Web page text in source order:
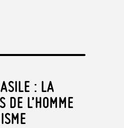
: LA
DE L’HOMME